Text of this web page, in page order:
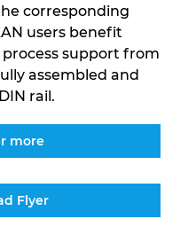
corresponding
users benefit
support from
assembled and
rail.
more
Flyer